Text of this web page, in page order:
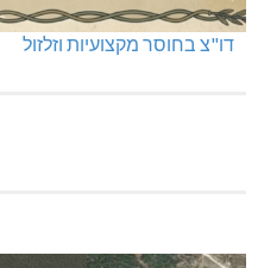
דו"צ בחוסר מקצועיות וזלזול